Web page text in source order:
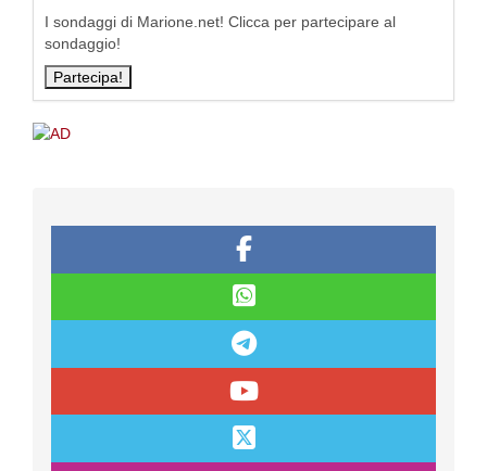
I sondaggi di Marione.net! Clicca per partecipare al
sondaggio!